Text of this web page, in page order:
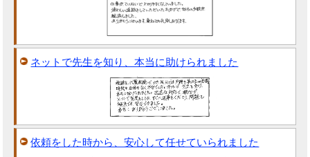
ネットで先生を知り、本当に助けられました
依頼をした時から、安心して任せていられました